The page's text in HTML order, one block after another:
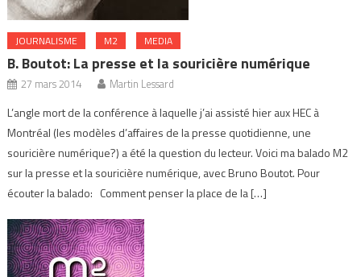
JOURNALISME M2 MEDIA
B. Boutot: La presse et la souricière numérique
27 mars 2014 Martin Lessard
L’angle mort de la conférence à laquelle j’ai assisté hier aux HEC à
Montréal (les modèles d’affaires de la presse quotidienne, une
souricière numérique?) a été la question du lecteur. Voici ma balado M2
sur la presse et la souricière numérique, avec Bruno Boutot. Pour
écouter la balado: Comment penser la place de la […]